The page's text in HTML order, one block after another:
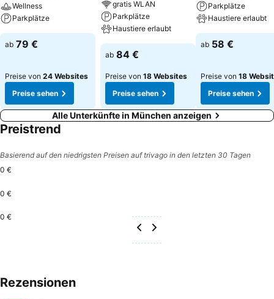
Wellness
Parkplätze
ab 79 €
Preise von 24 Websites
Preise sehen
gratis WLAN
Parkplätze
Haustiere erlaubt
ab 84 €
Preise von 18 Websites
Preise sehen
Parkplätze
Haustiere erlaubt
ab 58 €
Preise von 18
Preise sehen
Alle Unterkünfte in München anzeigen
Preistrend
Basierend auf den niedrigsten Preisen auf trivago in den letzten 30 Tagen
0 €
0 €
0 €
Rezensionen